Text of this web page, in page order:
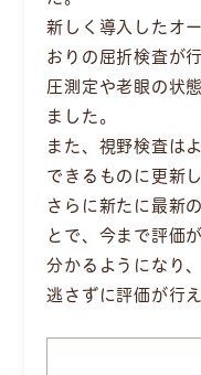
新しく導入したオ
おりの屈折検査が
圧測定や老眼の状
ました。
また、視野検査は
できるものに更新し
さらに新たに最新
とで、 今まで評価
分かるようになり
逃さずに評価が行